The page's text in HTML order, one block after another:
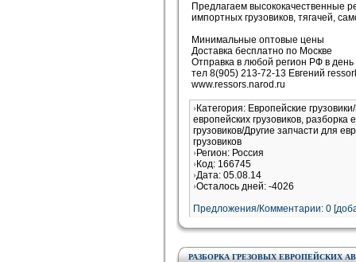
Предлагаем высококачественные
импортных грузовиков, тягачей,
Минимальные оптовые цены
Доставка бесплатно по Москве
Отправка в любой регион РФ в день
тел 8(905) 213-72-13 Евгений
www.ressors.narod.ru
Категория: Европейские
европейских грузовиков, разборка
грузовиков/Другие запчасти для
грузовиков
Регион: Россия
Код: 166745
Дата: 05.08.14
Осталось дней: -4026
Предложения/Комментарии: 0
РАЗБОРКА ГРЕЗОВЫХ ЕВРОПЕЙСКИХ